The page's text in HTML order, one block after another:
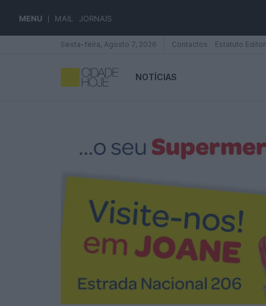
MENU MAIL JORNAIS
Sexta-feira, Agosto 7, 2026 Contactos Estatuto
NOTÍCIAS